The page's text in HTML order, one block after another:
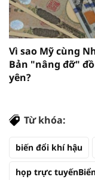
Vì sao Mỹ cùng
Bản "nâng đỡ"
yên?
Từ khóa:
biến đổi khí hậu
họp trực